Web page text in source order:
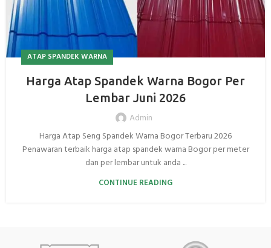
ATAP SPANDEK WARNA
Harga Atap Spandek Warna Bogor Per
Lembar Juni 2026
Admin
Harga Atap Seng Spandek Warna Bogor Terbaru 2026
Penawaran terbaik harga atap spandek warna Bogor per meter
dan per lembar untuk anda ...
CONTINUE READING